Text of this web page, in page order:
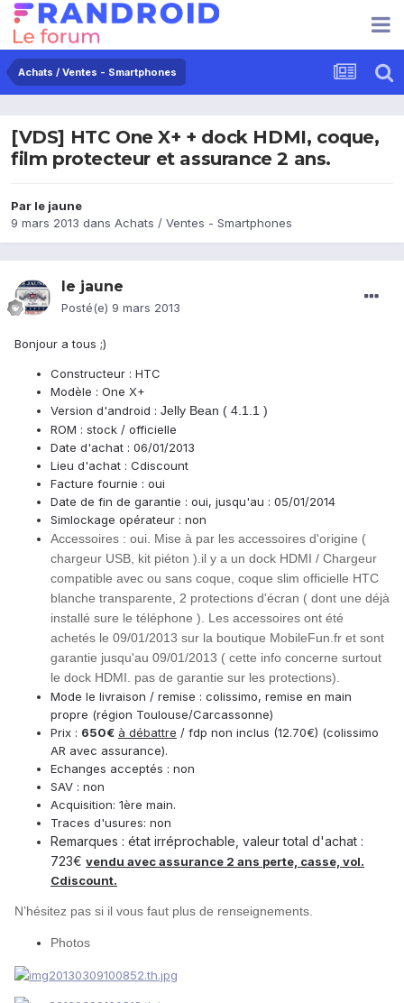
Achats / Ventes - Smartphones
[VDS] HTC One X+ + dock HDMI, coque,
film protecteur et assurance 2 ans.
Par le jaune
9 mars 2013 dans Achats / Ventes - Smartphones
le jaune
Posté(e) 9 mars 2013
Bonjour a tous ;)
Constructeur : HTC
Modèle : One X+
Version d'android : Jelly Bean ( 4.1.1 )
ROM : stock / officielle
Date d'achat : 06/01/2013
Lieu d'achat : Cdiscount
Facture fournie : oui
Date de fin de garantie : oui, jusqu'au : 05/01/2014
Simlockage opérateur : non
Accessoires : oui. Mise à par les accessoires d'origine (
chargeur USB, kit piéton ).il y a un dock HDMI / Chargeur
compatible avec ou sans coque, coque slim officielle HTC
blanche transparente, 2 protections d'écran ( dont une déjà
installé sure le téléphone ). Les accessoires ont été
achetés le 09/01/2013 sur la boutique MobileFun.fr et sont
garantie jusqu'au 09/01/2013 ( cette info concerne surtout
le dock HDMI. pas de garantie sur les protections).
Mode le livraison / remise : colissimo, remise en main
propre (région Toulouse/Carcassonne)
Prix : 650€ à débattre / fdp non inclus (12.70€) (colissimo
AR avec assurance).
Echanges acceptés : non
SAV : non
Acquisition: 1ère main.
Traces d'usures: non
Remarques : état irréprochable, valeur total d'achat :
723€ vendu avec assurance 2 ans perte, casse, vol.
Cdiscount.
N’hésitez pas si il vous faut plus de renseignements.
Photos